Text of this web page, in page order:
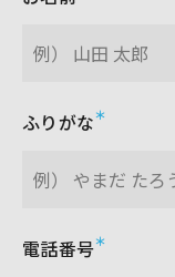
ふりがな
電話番号